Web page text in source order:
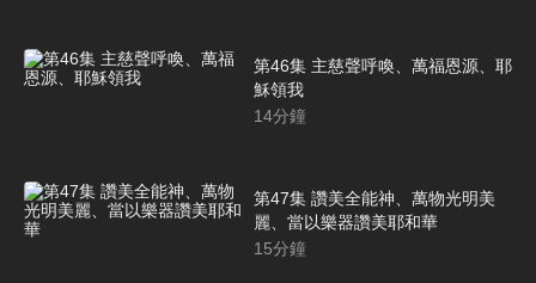
第46集 主慈聲呼喚、萬福恩源、耶
穌領我
14分鐘
第47集 讚美全能神、萬物光明美
麗、當以樂器讚美耶和華
15分鐘